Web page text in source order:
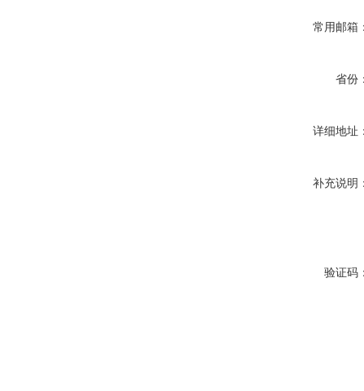
常用邮箱
省份
详细地址
补充说明
验证码